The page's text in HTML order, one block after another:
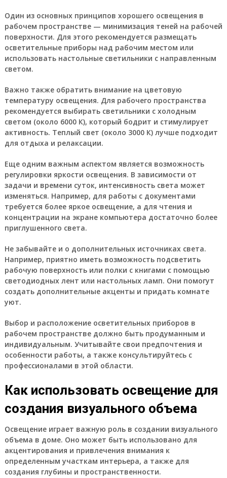
Один из основных принципов хорошего освещения в
рабочем пространстве — минимизация теней на рабочей
поверхности. Для этого рекомендуется размещать
осветительные приборы над рабочим местом или
использовать настольные светильники с направленным
светом.
Важно также обратить внимание на цветовую
температуру освещения. Для рабочего пространства
рекомендуется выбирать светильники с холодным
светом (около 6000 К), который бодрит и стимулирует
активность. Теплый свет (около 3000 К) лучше подходит
для отдыха и релаксации.
Еще одним важным аспектом является возможность
регулировки яркости освещения. В зависимости от
задачи и времени суток, интенсивность света может
изменяться. Например, для работы с документами
требуется более яркое освещение, а для чтения и
концентрации на экране компьютера достаточно более
приглушенного света.
Не забывайте и о дополнительных источниках света.
Например, приятно иметь возможность подсветить
рабочую поверхность или полки с книгами с помощью
светодиодных лент или настольных ламп. Они помогут
создать дополнительные акценты и придать комнате
уют.
Выбор и расположение осветительных приборов в
рабочем пространстве должно быть продуманным и
индивидуальным. Учитывайте свои предпочтения и
особенности работы, а также консультируйтесь с
профессионалами в этой области.
Как использовать освещение для
создания визуального объема
Освещение играет важную роль в создании визуального
объема в доме. Оно может быть использовано для
акцентирования и привлечения внимания к
определенным участкам интерьера, а также для
создания глубины и пространственности.